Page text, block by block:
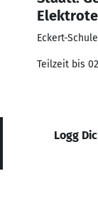
Eckert-
Teilzeit bis
Logg